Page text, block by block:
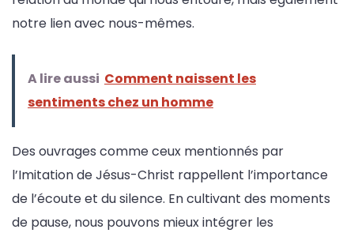
notre lien avec nous-mêmes.
A lire aussi Comment naissent les
sentiments chez un homme
Des ouvrages comme ceux mentionnés par
l’Imitation de Jésus-Christ rappellent l’importance
de l’écoute et du silence. En cultivant des moments
de pause, nous pouvons mieux intégrer les